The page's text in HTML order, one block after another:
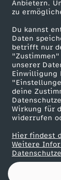
Anbietern.
zu
Du kannst
Daten
betrifft nur
unserer
Einwilligung
deine
Wirkung für
widerrufen
Hier findest
Weitere
i
t
a
g
:
G
u
Karriere
ZDF goes Schule
Werbefernsehen
Mainzelmännchen
Partner